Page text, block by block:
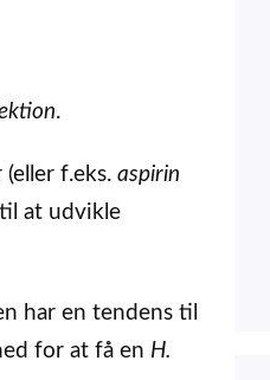
.
f.eks. aspirin
at udvikle
har en tendens til
for at få en H.